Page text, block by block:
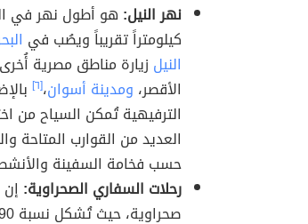
نهر النيل:
كيلومتراً تقريباً ويصُب في
النيل زيارة مناطق مصرية
الأقصر، ومدينة أسوان،[٦]
الترفيهية تُمكن السياح من
العديد من القوارب المتاحة
حسب فخامة السفينة
رحلات السفاري الصحراوية: